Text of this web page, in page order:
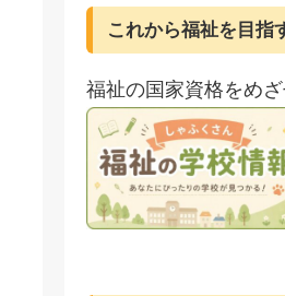
これから福祉を目指
福祉の国家資格をめ